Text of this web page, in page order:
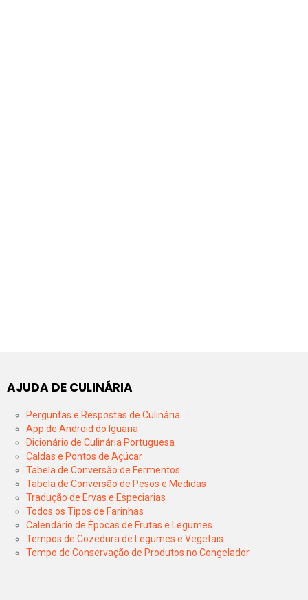
AJUDA DE CULINÁRIA
Perguntas e Respostas de Culinária
App de Android do Iguaria
Dicionário de Culinária Portuguesa
Caldas e Pontos de Açúcar
Tabela de Conversão de Fermentos
Tabela de Conversão de Pesos e Medidas
Tradução de Ervas e Especiarias
Todos os Tipos de Farinhas
Calendário de Épocas de Frutas e Legumes
Tempos de Cozedura de Legumes e Vegetais
Tempo de Conservação de Produtos no Congelador